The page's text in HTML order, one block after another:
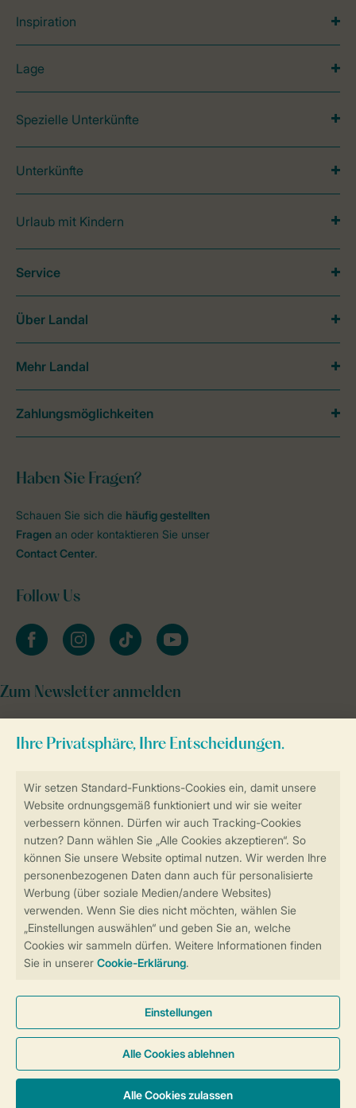
Sicherstellung Deiner Privatsphäre
Sicher und schnell zur Online-Buchung
Sichere Datenübertragung
Sicheres Bezahlen
Inspiration
Lage
Spezielle Unterkünfte
Unterkünfte
Urlaub mit Kindern
Haben Sie Fragen?
Schauen Sie sich die häufig gestellten
Fragen an oder kontaktieren Sie unser
Contact Center.
Follow Us
facebookinstagramtiktok youtube
Zum Newsletter anmelden
Service
Über Landal
Mehr Landal
Zahlungsmöglichkeiten
Cookies und Banner
Barrierefreiheit
© 2026 Landal GreenParks GmbH